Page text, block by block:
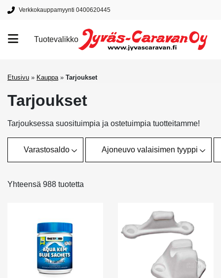
Verkkokauppamyynti 0400620445
Tuotemerkit
Tuotevalikko
Etusivu » Kauppa» Tarjoukset
Tarjoukset
Tarjouksessa suosituimpia ja ostetuimpia tuotteitamme!
Varastosaldo Ajoneuvo valaisimen tyyppi
Yhteensä 988 tuotetta